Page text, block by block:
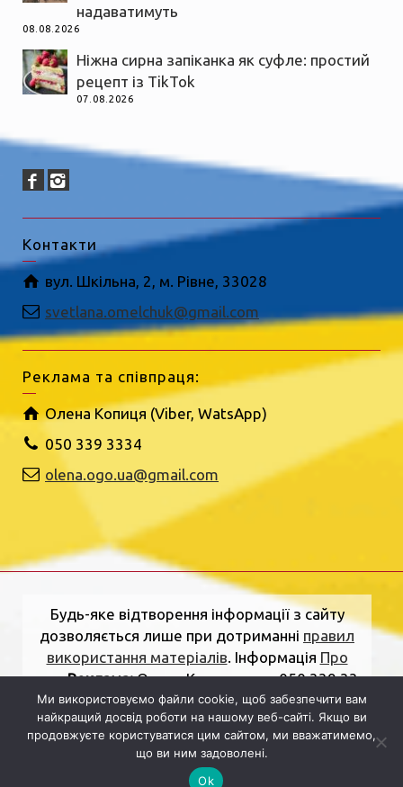
надаватимуть
08.08.2026
Ніжна сирна запіканка як суфле: простий
рецепт із TikTok
07.08.2026
Контакти
вул. Шкільна, 2, м. Рівне, 33028
svetlana.omelchuk@gmail.com
Реклама та співпраця:
Олена Копиця (Viber, WatsApp)
050 339 3334
olena.ogo.ua@gmail.com
Будь-яке відтворення інформації з сайту
дозволяється лише при дотриманні правил
використання матеріалів. Інформація Про
нас.Реклама:Олена Копиця, тел. 050 339 33
34
olena.ogo.ua@gmail.com.Адреса
редакції:вулиця Шкільна, 2, Рівне, Рівненська
область, 33000.Електронна пошта:
dolj.ogo@gmail.com
Ми використовуємо файли cookie, щоб забезпечити вам
найкращий досвід роботи на нашому веб-сайті. Якщо ви
продовжуєте користуватися цим сайтом, ми вважатимемо,
що ви ним задоволені.
Ok